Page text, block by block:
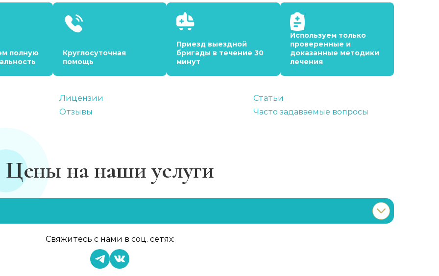
полную
Круглосуточная
помощь
Приезд выездной
бригады в течение 30
минут
Используем только
проверенные и
доказанные методики
лечения
Лицензии
Отзывы
Статьи
Часто задаваемые вопросы
Цены на наши услуги
Свяжитесь с нами в соц. сетях: